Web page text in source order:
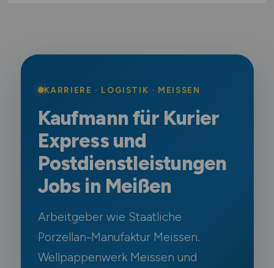
KARRIERE · LOGISTIK · MEISSEN
Kaufmann für Kurier
Express und
Postdienstleistungen
Jobs in Meißen
Arbeitgeber wie Staatliche
Porzellan-Manufaktur Meissen.
Wellpappenwerk Meissen und